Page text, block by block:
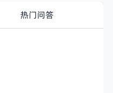
热门问答